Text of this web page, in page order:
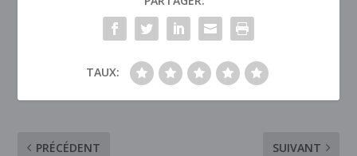
TAUX:
PRÉCÉDENT SUIVANT